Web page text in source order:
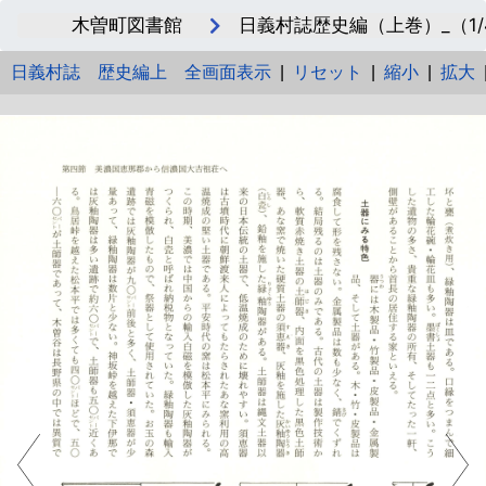
木曽町図書館 日義村誌歴史編（上巻）_（